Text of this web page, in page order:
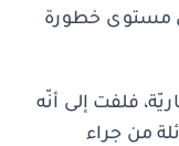
مستوى خطورة
فلفت إلى أنّه
من جراء